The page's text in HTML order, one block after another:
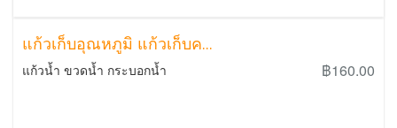
แก้วเก็บอุณหภูมิ แก้วเก็บค...
แก้วน้ำ ขวดน้ำ กระบอกน้ำ ฿160.00